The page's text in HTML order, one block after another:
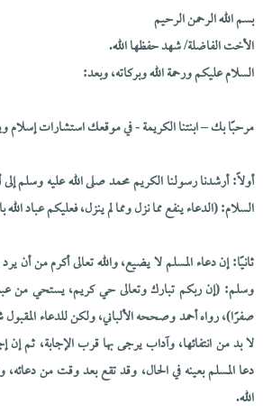
بسم الله الرحمن الرحيم
الأخت الفاضلة/ شهد حفظها الله.
السلام عليكم ورحمة الله وبركاته، وبعد:
مرحبًا بك – ابنتنا الكريمة - في موقعك استشارات
أولاً: أرشدنا رسولنا الكريم محمد صلى الله عليه وسلم إلى
السلام: (الدعاء ينفع مما نزل ومما لم ينزل، فعليكم عباد
ثانيًا: إن دعاء المسلم لا يضيع، والله تعالى أكرم من أن
وسلم: (إن ربكم تبارك وتعالى حي كريم، يستحي من
صفرًا)، رواه أحمد وصححه الألباني، ولكن للدعاء
لا بد من انتفائها، وآداب يرجى بها قرب الإجابة، ثم
دعا المسلم بعينه في الحال، وقد تقع بعد وقت من دعائه،
الله.